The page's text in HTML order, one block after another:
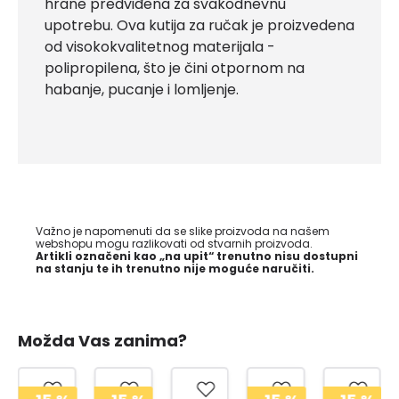
upotrebu. Ova kutija za ručak je proizvedena
od visokokvalitetnog materijala -
polipropilena, što je čini otpornom na
habanje, pucanje i lomljenje.
Važno je napomenuti da se slike proizvoda na našem
webshopu mogu razlikovati od stvarnih proizvoda.
Artikli označeni kao „na upit“ trenutno nisu dostupni
na stanju te ih trenutno nije moguće naručiti.
Možda Vas zanima?